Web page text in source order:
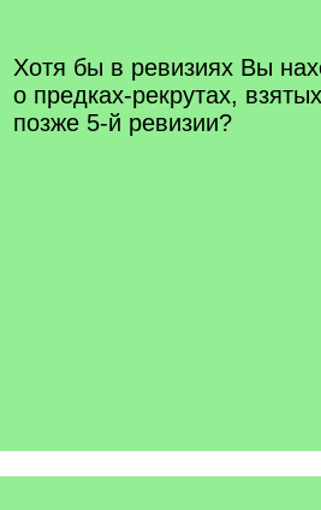
Хотя бы в ревизиях Вы
о предках-рекрутах,
позже 5-й ревизии?